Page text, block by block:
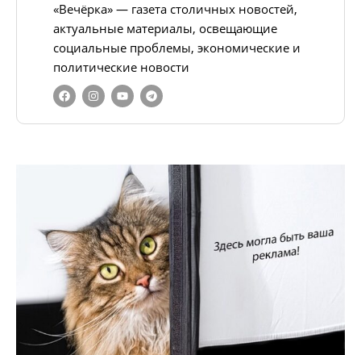
«Вечёрка» — газета столичных новостей,
актуальные материалы, освещающие
социальные проблемы, экономические и
политические новости